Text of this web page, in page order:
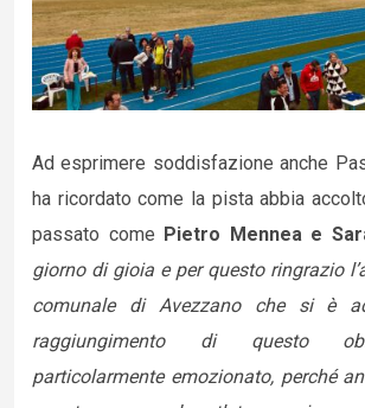
Ad esprimere soddisfazione anche
ha ricordato come la pista abbia
passato come Pietro Mennea e
giorno di gioia e per questo ringrazio
comunale di Avezzano che si è
raggiungimento di questo
particolarmente emozionato, perché